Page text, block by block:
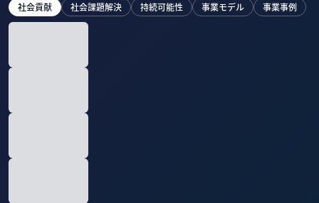
社会貢献 社会課題解決 持続可能性 事業モデル 事業事例